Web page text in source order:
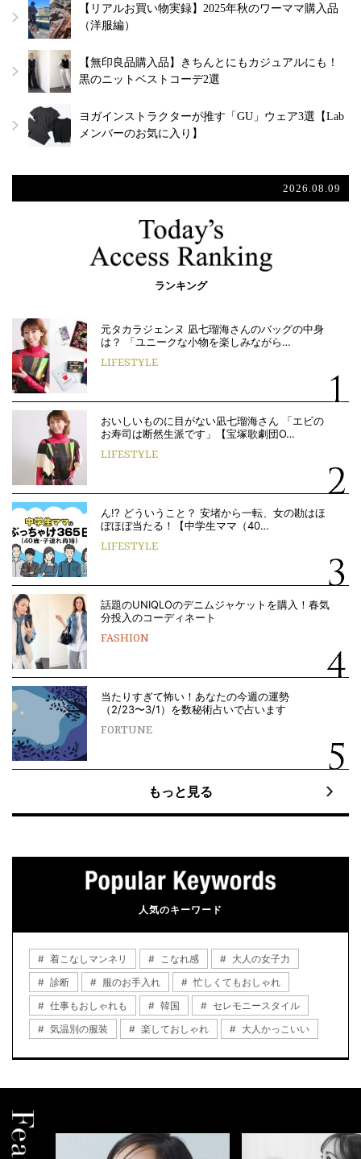
【リアルお買い物実録】2025年秋のワーママ購入品
（洋服編）
【無印良品購入品】きちんとにもカジュアルにも！
黒のニットベストコーデ2選
ヨガインストラクターが推す「GU」ウェア3選【Lab
メンバーのお気に入り】
2026.08.09
ランキング
元タカラジェンヌ 凪七瑠海さんのバッグの中身
は？ 「ユニークな小物を楽しみながら…
LIFESTYLE
おいしいものに目がない凪七瑠海さん 「エビの
お寿司は断然生派です」【宝塚歌劇団O…
LIFESTYLE
ん!? どういうこと？ 安堵から一転、女の勘はほ
ぼほぼ当たる！【中学生ママ（40…
LIFESTYLE
話題のUNIQLOのデニムジャケットを購入！春気
分投入のコーディネート
FASHION
当たりすぎて怖い！あなたの今週の運勢
（2/23〜3/1）を数秘術占いで占います
FORTUNE
もっと見る
人気のキーワード
着こなしマンネリ こなれ感
大人の女子力
診断
服のお手入れ
忙しくてもおしゃれ
仕事もおしゃれも
韓国
セレモニースタイル
気温別の服装
楽しておしゃれ 大人かっこいい